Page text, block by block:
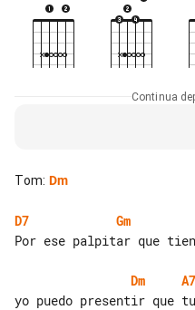
Continua
Tom: Dm
D7 Gm
Por ese palpitar que
Dm A7
yo puedo presentir que